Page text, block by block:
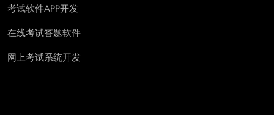
考试软件APP开发
在线考试答题软件
网上考试系统开发